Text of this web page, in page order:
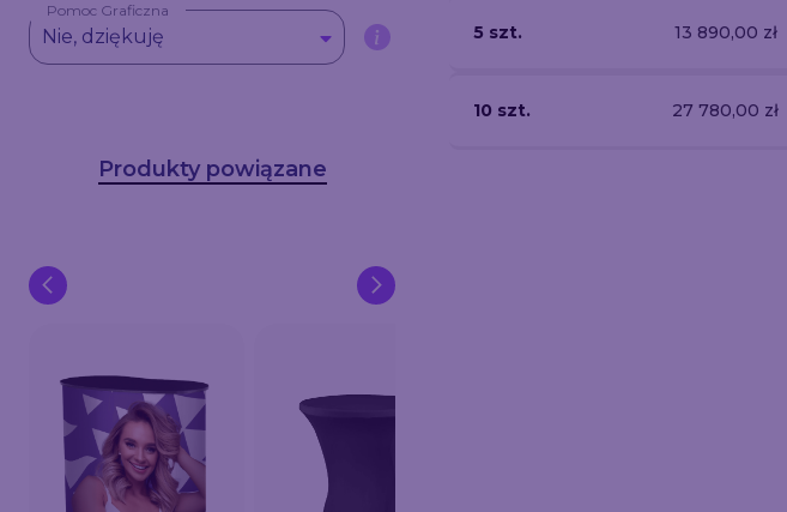
Pomoc Graficzna
Nie, dziękuję
Produkty powiązane
5 szt. 13 890,00 zł
10 szt. 27 780,00 zł